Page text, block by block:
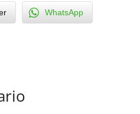
WhatsApp